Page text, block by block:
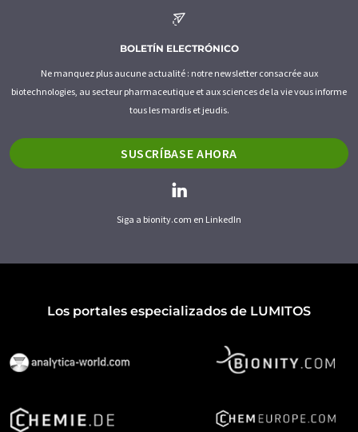
BOLETÍN ELECTRÓNICO
Ne manquez plus aucune actualité : notre newsletter consacrée aux
biotechnologies, au secteur pharmaceutique et aux sciences de la vie vous informe
tous les mardis et jeudis.
SUSCRÍBASE AHORA
Siga a bionity.com en LinkedIn
Los portales especializados de LUMITOS